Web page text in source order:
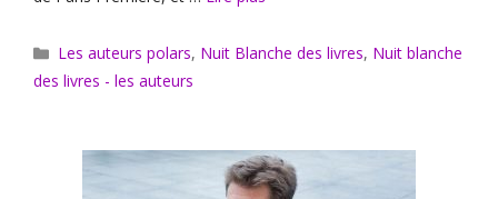
Catégories
Les auteurs polars, Nuit Blanche des livres, Nuit blanche
des livres - les auteurs